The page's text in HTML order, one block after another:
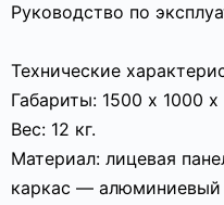
Руководство по
Технические
Габариты: 1500 х 1000
Вес: 12 кг.
Материал: лицевая
каркас —